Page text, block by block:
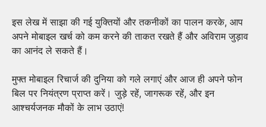
इस लेख में साझा की गई युक्तियों और तकनीकों का पालन करके, आप
अपने मोबाइल खर्च को कम करने की ताकत रखते हैं और अविराम जुड़ाव
का आनंद ले सकते हैं।
मुफ्त मोबाइल रिचार्ज की दुनिया को गले लगाएं और आज ही अपने फोन
बिल पर नियंत्रण प्राप्त करें। जुड़े रहें, जागरूक रहें, और इन
आश्चर्यजनक मौकों के लाभ उठाएं!